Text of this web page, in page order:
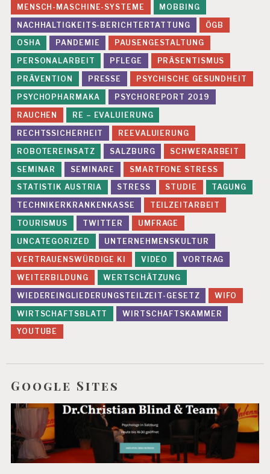
MENSCH-MASCHINE-SYSTEME
MOBBING
NACHHALTIGKEITS-BERICHTERTATTUNG
ÖGB
OSHA
PANDEMIE
PAUSENGESTALTUNG
PERSONALARBEIT
PFLEGE
PRÄSENTISMUS
PRÄVENTION
PRESSE
PSYCHISCHE GESUNDHEIT
PSYCHOPHARMAKA
PSYCHOREPORT 2019
RAUCHEN
RE – EVALUIERUNG
RECHTSSICHERHEIT
REEVALUIERUNG
ROBOTEREINSATZ
SALZBURG
SCHWERARBEIT
SEMINAR
SEMINARE
SMARTFONE STRESS
STATISTIK AUSTRIA
STRESS STUDIE
TAGUNG
TECHNIKERKRANKENKASSE
TEILZEITARBEIT
TOURISMUS
TWITTER
UMFRAGE
UNCATEGORIZED
UNTERNEHMENSKULTUR
VERTRAUENSWÜRDIGE KI
VIDEO
VORTRAG
WEITERBILDUNG
WERTSCHÄTZUNG
WIEDEREINGLIEDERUNGSTEILZEIT-GESETZ
WIFO
WIRTSCHAFTSBLATT
WIRTSCHAFTSKAMMER
YOUTUBE
Google Sites